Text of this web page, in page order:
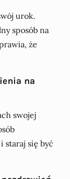
urok.
sposób na
że
na
swojej
staraj się być